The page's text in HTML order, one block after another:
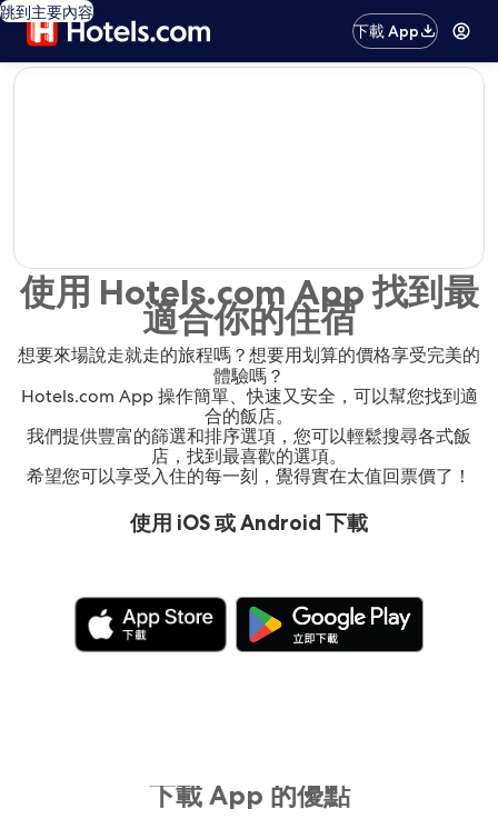
跳到主要內容
下載 App
editorial
使用 Hotels.com App 找到最
適合你的住宿
想要來場說走就走的旅程嗎？想要用划算的價格享受完美的
體驗嗎？
Hotels.com App 操作簡單、快速又安全，可以幫您找到適
合的飯店。
我們提供豐富的篩選和排序選項，您可以輕鬆搜尋各式飯
店，找到最喜歡的選項。
希望您可以享受入住的每一刻，覺得實在太值回票價了！
使用 iOS 或 Android 下載
下載 App 的優點